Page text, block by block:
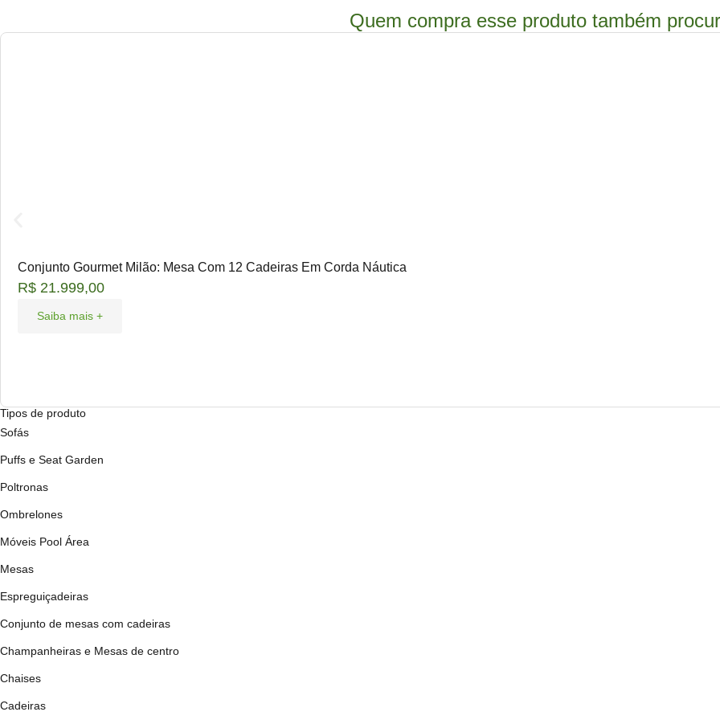
Quem compra esse produto também
Conjunto Gourmet Milão: Mesa Com 12 Cadeiras Em Corda Náutica
R$ 21.999,00
Saiba mais +
Tipos de produto
Sofás
Puffs e Seat Garden
Poltronas
Ombrelones
Móveis Pool Área
Mesas
Espreguiçadeiras
Conjunto de mesas com cadeiras
Champanheiras e Mesas de centro
Chaises
Cadeiras